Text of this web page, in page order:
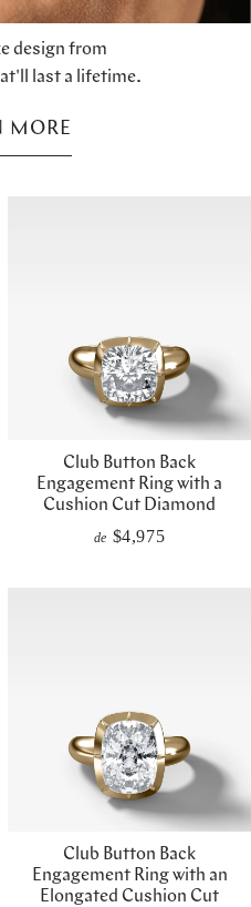
design from
last a lifetime.
MORE
Club Button Back
Engagement Ring with a
Cushion Cut Diamond
de $4,975
Club Button Back
Engagement Ring with an
Elongated Cushion Cut